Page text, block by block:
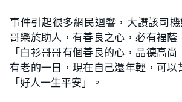
事件引起很多網民迴響，大讚該司
哥樂於助人，有善良之心，必有褔蔭
「白衫哥哥有個善良的心，品德高
有老的一日，現在自己還年輕，可以
「好人一生平安」。